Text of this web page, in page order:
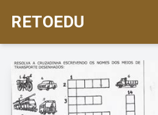
RETOEDU